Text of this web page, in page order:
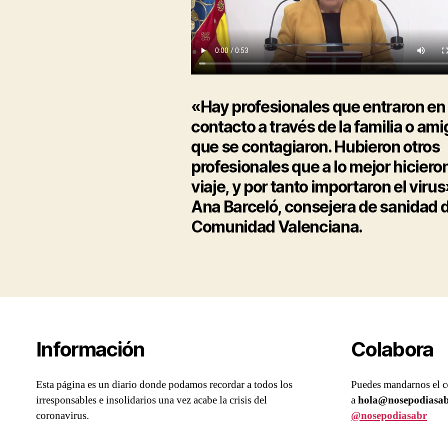
«Hay profesionales que entraron en
contacto a través de la familia o
que se contagiaron. Hubieron otros
profesionales que a lo mejor
viaje, y por tanto importaron el
Ana Barceló, consejera de sanidad
Comunidad Valenciana.
Información
Esta página es un diario donde podamos recordar a todos los
irresponsables e insolidarios una vez acabe la crisis del
coronavirus.
Colabora
Puedes mandarnos el
a
@nosepodiasabr